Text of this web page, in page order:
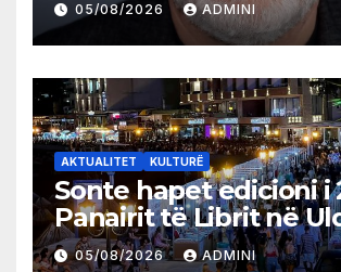
05/08/2026 ADMINI
AKTUALITET KULTURË
Sonte hapet edicioni i
Panairit të Librit në
05/08/2026 ADMINI